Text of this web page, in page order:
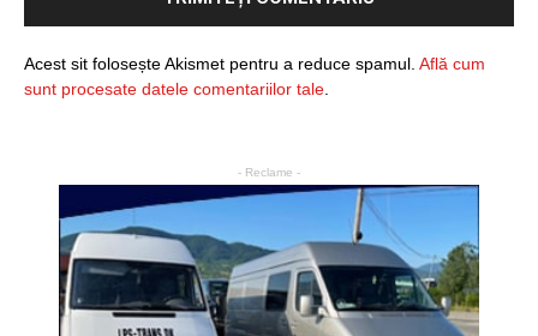
Acest sit folosește Akismet pentru a reduce spamul. Află cum
sunt procesate datele comentariilor tale
- Reclame -